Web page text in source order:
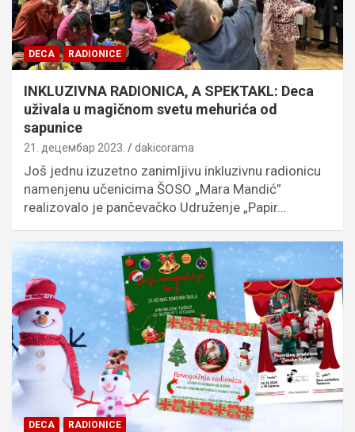
DECA RADIONICE
INKLUZIVNA RADIONICA, A SPEKTAKL: Deca
uživala u magičnom svetu mehurića od
sapunice
21. децембар 2023. dakicorama
Još jednu izuzetno zanimljivu inkluzivnu radionicu
namenjenu učenicima ŠOSO „Mara Mandić”
realizovalo je pančevačko Udruženje „Papir…
DECA RADIONICE